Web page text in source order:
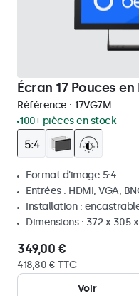
Écran 17 Pouces
Référence : 17VG7M
100+ pièces en stock
Format d'image 5:4
Entrées : HDMI, VGA,
Installation :
Dimensions : 372 x 305
349,00 €
418,80 € TTC
Voir